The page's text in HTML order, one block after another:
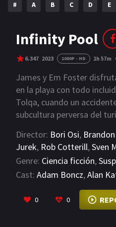
AÑOS
2023
2021
2019
2014
2002
PELICULAS
# A B C D E
Infinity Pool
6.347 2023 1080P - HD 1h 57m
James y Em Foster
en la playa con todo
Tolqa, cuando un
subcultura perversa del
resort.
Director: Bori Osi,
Jurek, Rob Cotterill,Sven
Genre: Ciencia ficción,
Cast: Adam Boncz,Alan
0 0